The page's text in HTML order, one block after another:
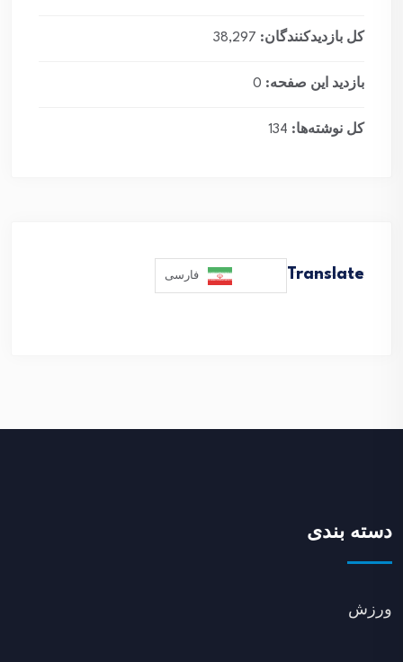
کل بازدیدکنند‌گان: 38,297
بازدید این صفحه: 0
کل نوشته‌ها: 134
Translate فارسی
دسته بندی
ورزش